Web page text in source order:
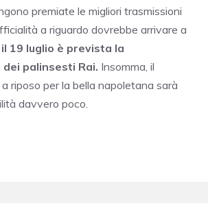
premiate le migliori trasmissioni
a riguardo dovrebbe arrivare a
il 19 luglio è prevista la
palinsesti Rai. Insomma, il
riposo per la bella napoletana sarà
davvero poco.